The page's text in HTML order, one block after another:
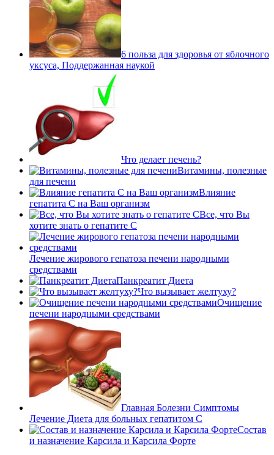
6 польза для здоровья от яблочного
уксуса, Поддержанная наукой
Что делает печень?
Витамины, полезные
для печени
Влияние
гепатита С на Ваш организм
Все, что Вы
хотите знать о гепатите С
Лечение жирового гепатоза печени народными
средствами
Панкреатит Диета
Что вызывает желтуху?
Очищение
печени народными средствами
Главная Болезни Симптомы
Лечение Диета для больных гепатитом C
Состав
и назначение Карсила и Карсила Форте